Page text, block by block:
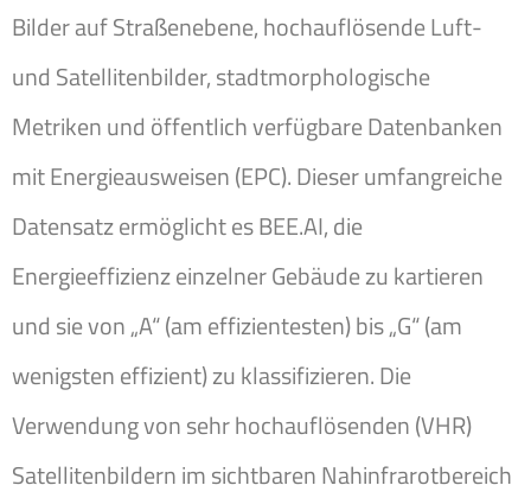
Bilder auf Straßenebene, hochauflösende Luft-
und Satellitenbilder, stadtmorphologische
Metriken und öffentlich verfügbare Datenbanken
mit Energieausweisen (EPC). Dieser umfangreiche
Datensatz ermöglicht es BEE.AI, die
Energieeffizienz einzelner Gebäude zu kartieren
und sie von „A“ (am effizientesten) bis „G“ (am
wenigsten effizient) zu klassifizieren. Die
Verwendung von sehr hochauflösenden (VHR)
Satellitenbildern im sichtbaren Nahinfrarotbereich